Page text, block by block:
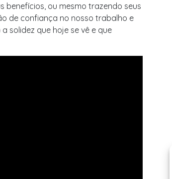
benefícios, ou mesmo trazendo seus
de confiança no nosso trabalho e
solidez que hoje se vê e que